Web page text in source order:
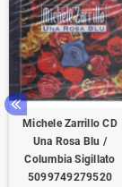
Michele Zarrillo CD
Una Rosa Blu /
Columbia ‎Sigillato
5099749279520